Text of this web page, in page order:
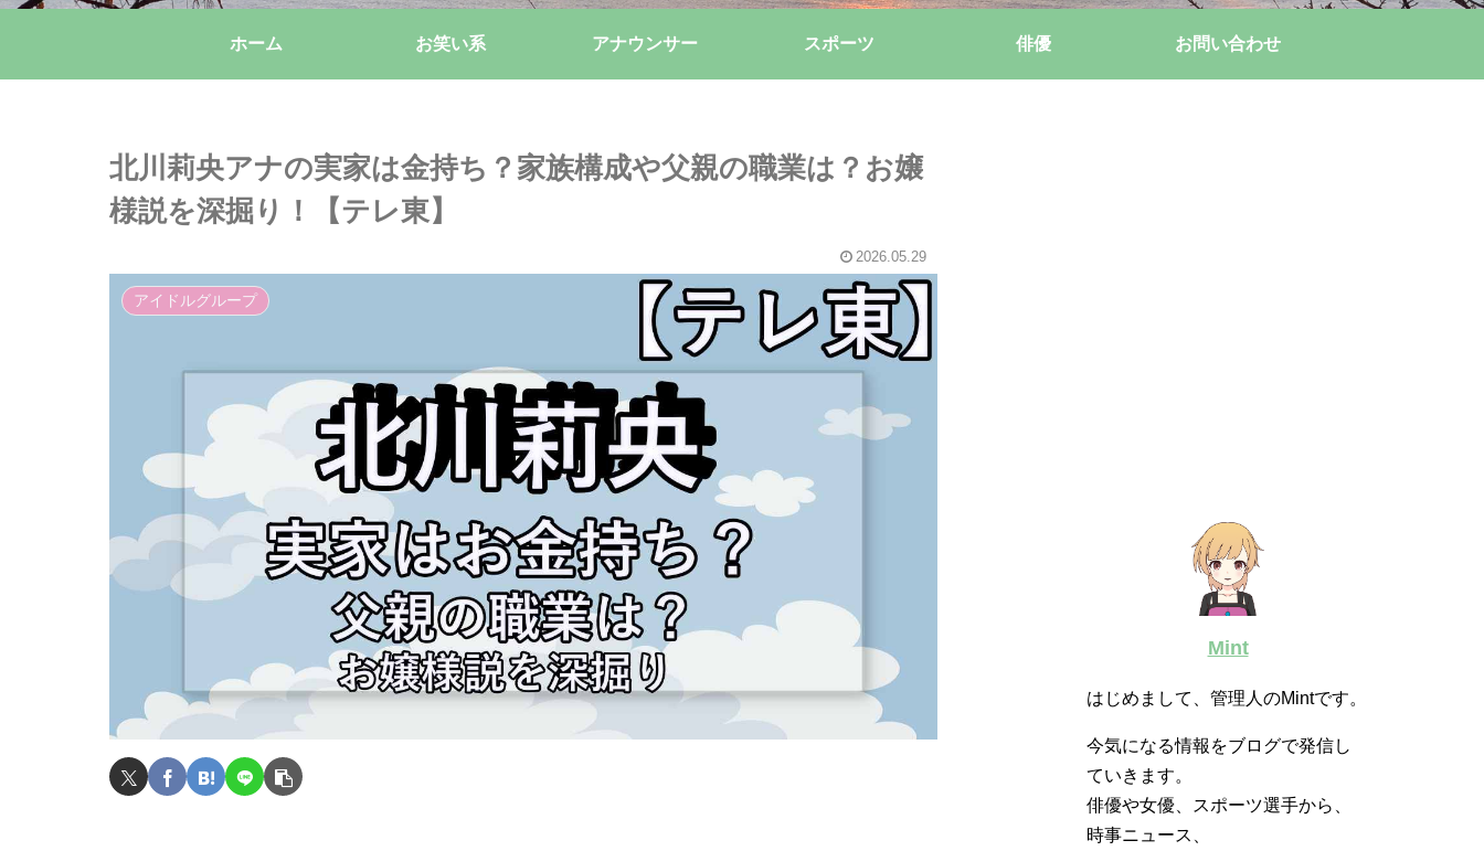
ホーム お笑い系 アナウンサー スポーツ 俳優 お問い合わせ
北川莉央アナの実家は金持ち？家族構成や父親の職業は？お嬢
様説を深掘り！【テレ東】
2026.05.29
アイドルグループ
Mint
はじめまして、管理人のMintです。
今気になる情報をブログで発信し
ていきます。
俳優や女優、スポーツ選手から、
時事ニュース、